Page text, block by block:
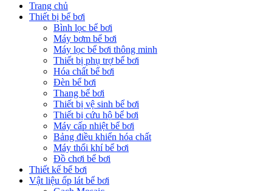
Trang chủ
Thiết bị bể bơi
Bình lọc bể bơi
Máy bơm bể bơi
Máy lọc bể bơi thông minh
Thiết bị phụ trợ bể bơi
Hóa chất bể bơi
Đèn bể bơi
Thang bể bơi
Thiết bị vệ sinh bể bơi
Thiết bị cứu hộ bể bơi
Máy cấp nhiệt bể bơi
Bảng điều khiển hóa chất
Máy thổi khí bể bơi
Đồ chơi bể bơi
Thiết kế bể bơi
Vật liệu ốp lát bể bơi